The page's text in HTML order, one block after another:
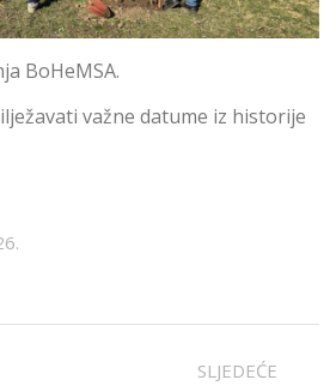
BoHeMSA.
važne datume iz historije
SLJEDEĆE